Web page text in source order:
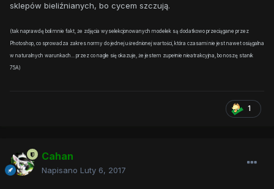
sklepów bieliźnianych, bo cycem szczują.
(tak naprawdę boli mnie fakt, że zdjęcia wyselekcjonowanych modelek są dodatkowo przeciągane przez
Photoshop, co sprowadza zakres normy do jednej uśrednionej wartości, która czasami nie jest nawet osiągalna
w naturalnych warunkach... przez co nagle się okazuje, że jestem zupełnie nieatrakcyjna, bo noszę stanik
75A)
1
Cahan
Napisano Luty 6, 2017